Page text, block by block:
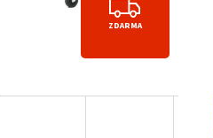
Z
D
A
R
ZDARMA